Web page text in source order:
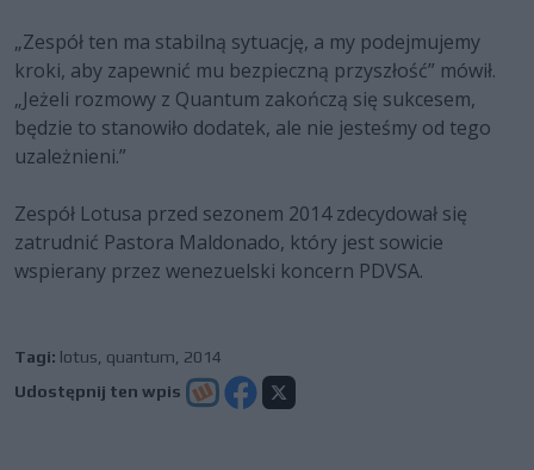
„Zespół ten ma stabilną sytuację, a my podejmujemy
kroki, aby zapewnić mu bezpieczną przyszłość” mówił.
„Jeżeli rozmowy z Quantum zakończą się sukcesem,
będzie to stanowiło dodatek, ale nie jesteśmy od tego
uzależnieni.”
Zespół Lotusa przed sezonem 2014 zdecydował się
zatrudnić Pastora Maldonado, który jest sowicie
wspierany przez wenezuelski koncern PDVSA.
Tagi: lotus, quantum, 2014
Udostępnij ten wpis